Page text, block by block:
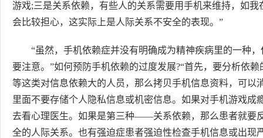
游戏;三是关系依赖，有些人的关系需要用手机来维持，如
会比较担心，这实际上是人际关系不安全的表现。”
“虽然，手机依赖症并没有明确成为精神疾病里的一种
要注意。”如何预防手机依赖的过度发展?“首先，要分析依
等这类对信息依赖大的人员，那么拷贝手机信息资料，可
里面不要存储个人隐私信息或机密信息。如果对手机游戏
去看心理医生。如果是第三种——关系依赖，那么患者就要
全的人际关系。也有强迫症患者强迫性检查手机信息或出现